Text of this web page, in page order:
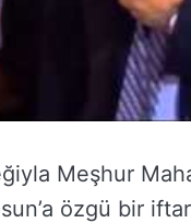
Meşhur
özgü bir